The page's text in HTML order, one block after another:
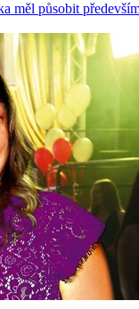
měl působit